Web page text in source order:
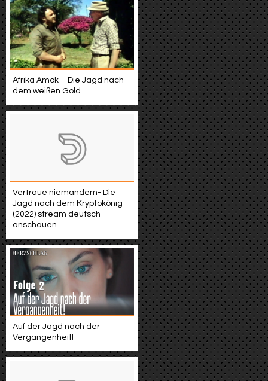
Afrika Amok – Die Jagd nach
dem weißen Gold
Vertraue niemandem- Die
Jagd nach dem Kryptokönig
(2022) stream deutsch
anschauen
Auf der Jagd nach der
Vergangenheit!